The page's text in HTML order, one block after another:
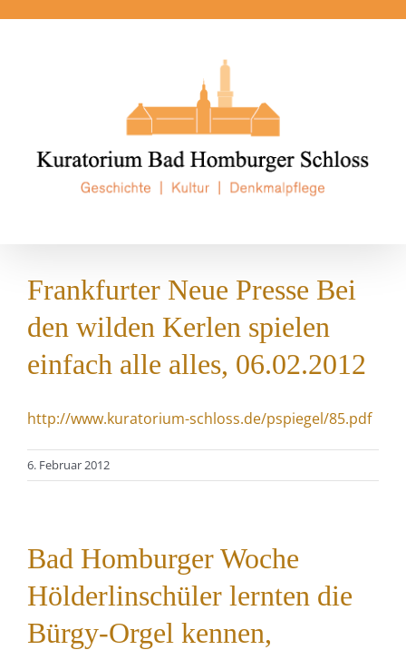
Frankfurter Neue Presse Bei
den wilden Kerlen spielen
einfach alle alles, 06.02.2012
http://www.kuratorium-schloss.de/pspiegel/85.pdf
6. Februar 2012
Bad Homburger Woche
Hölderlinschüler lernten die
Bürgy-Orgel kennen,